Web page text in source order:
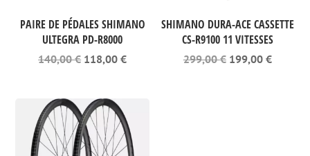
PAIRE DE PÉDALES SHIMANO
ULTEGRA PD-R8000
140,00€ Le
était :
140,00 €.
118,00€Le
SHIMANO DURA-ACE CASSETTE
CS-R9100 11 VITESSES
299,00€ Le
199,00 €Le